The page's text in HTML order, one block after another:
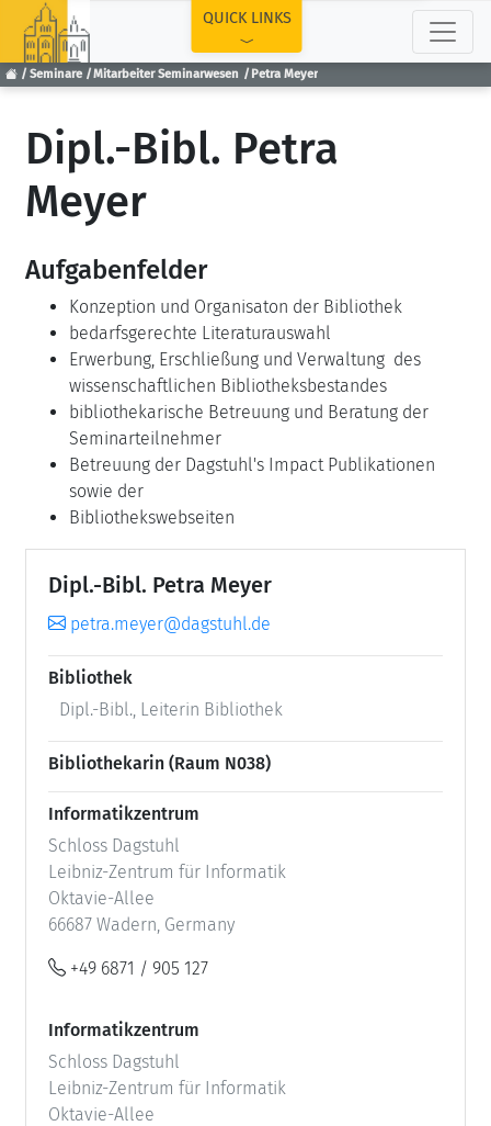
Seminare Mitarbeiter Seminarwesen Petra Meyer
QUICK LINKS
Dipl.-Bibl. Petra
Meyer
Aufgabenfelder
Konzeption und Organisaton der Bibliothek
bedarfsgerechte Literaturauswahl
Erwerbung, Erschließung und Verwaltung des
wissenschaftlichen Bibliotheksbestandes
bibliothekarische Betreuung und Beratung der
Seminarteilnehmer
Betreuung der Dagstuhl's Impact Publikationen
sowie der
Bibliothekswebseiten
Dipl.-Bibl. Petra Meyer
petra.meyer@dagstuhl.de
Bibliothek
Dipl.-Bibl., Leiterin Bibliothek
Bibliothekarin (Raum N038)
Informatikzentrum
Schloss Dagstuhl
Leibniz-Zentrum für Informatik
Oktavie-Allee
66687 Wadern, Germany
+49 6871 / 905 127
Informatikzentrum
Schloss Dagstuhl
Leibniz-Zentrum für Informatik
Oktavie-Allee